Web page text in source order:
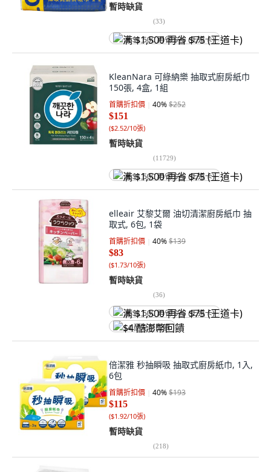
暫時缺貨
(33)
满 $1,500 再省 $75 (王道卡)
KleanNara 可綠納樂 抽取式廚房紙巾
150張, 4盒, 1組
首購折扣價 40%$252
$151
($2.52/10張)
暫時缺貨
(11729)
满 $1,500 再省 $75 (王道卡)
elleair 艾黎艾爾 油切清潔廚房紙巾 抽
取式, 6包, 1袋
首購折扣價 40%$139
$83
($1.73/10張)
暫時缺貨
(36)
满 $1,500 再省 $75 (王道卡)
$4 酷澎幣回饋
倍潔雅 秒抽瞬吸 抽取式廚房紙巾, 1入,
6包
首購折扣價 40%$193
$115
($1.92/10張)
暫時缺貨
(218)